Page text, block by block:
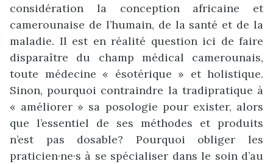
considération la conception africaine et
camerounaise de l’humain, de la santé et de la
maladie. Il est en réalité question ici de faire
disparaître du champ médical camerounais,
toute médecine « ésotérique » et holistique.
Sinon, pourquoi contraindre la tradipratique à
« améliorer » sa posologie pour exister, alors
que l’essentiel de ses méthodes et produits
n’est pas dosable? Pourquoi obliger les
praticien·ne·s à se spécialiser dans le soin d’au